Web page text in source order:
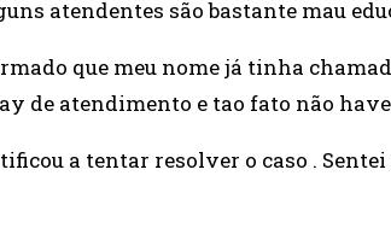
atendentes são bastante mau
que meu nome já tinha
de atendimento e tao fato não
a tentar resolver o caso .